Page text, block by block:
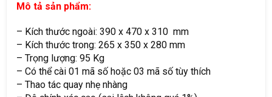
Mô tả sản phẩm:
– Kích thước ngoài: 390 x 470 x 310 mm
– Kích thước trong: 265 x 350 x 280 mm
– Trọng lượng: 95 Kg
– Có thể cài 01 mã số hoặc 03 mã số tùy thích
– Thao tác quay nhẹ nhàng